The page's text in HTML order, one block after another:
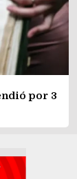
por 3